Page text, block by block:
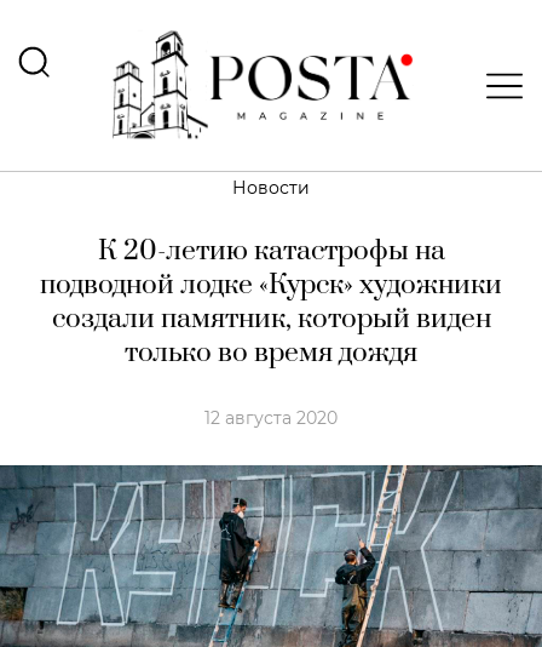
Новости
К 20-летию катастрофы на
подводной лодке «Курск» художники
создали памятник, который виден
только во время дождя
12 августа 2020